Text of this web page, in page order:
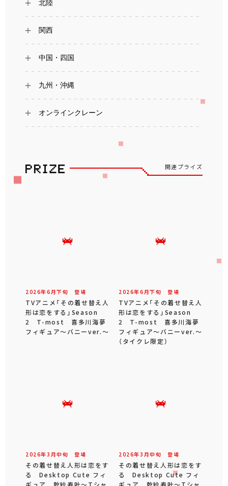
北陸
関西
中国・四国
九州・沖縄
オンラインクレーン
関連プライズ
2026年6 月下旬 登場
TVアニメ「その着せ替え人
形は恋をする」Season
2 T-most 喜多川海夢
フィギュア～バニーver.～
2026年6 月下旬 登場
TVアニメ「その着せ替え人
形は恋をする」Season
2 T-most 喜多川海夢
フィギュア～バニーver.～
（タイクレ限定）
2026年3 月中旬 登場
その着せ替え人形は恋をす
る Desktop Cute フィ
2026年3 月中旬 登場
その着せ替え人形は恋をす
る Desktop Cute フィ